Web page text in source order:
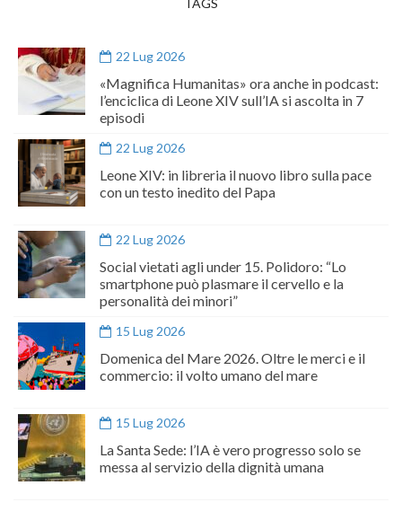
TAGS
22 Lug 2026
«Magnifica Humanitas» ora anche in podcast:
l’enciclica di Leone XIV sull’IA si ascolta in 7
episodi
22 Lug 2026
Leone XIV: in libreria il nuovo libro sulla pace
con un testo inedito del Papa
22 Lug 2026
Social vietati agli under 15. Polidoro: “Lo
smartphone può plasmare il cervello e la
personalità dei minori”
15 Lug 2026
Domenica del Mare 2026. Oltre le merci e il
commercio: il volto umano del mare
15 Lug 2026
La Santa Sede: l’IA è vero progresso solo se
messa al servizio della dignità umana